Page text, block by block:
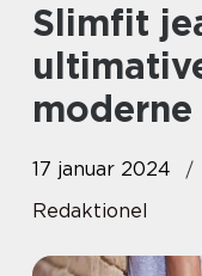
Slimfit jeans den
17 januar 2024
Redaktionel